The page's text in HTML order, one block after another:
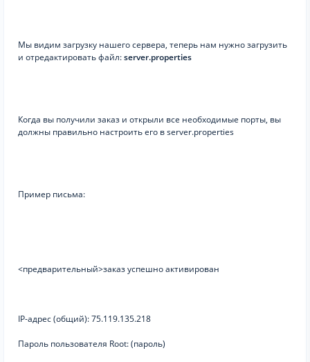
Мы видим загрузку нашего сервера, теперь нам нужно загрузить
и отредактировать файл:server.properties
Когда вы получили заказ и открыли все необходимые порты, вы
должны правильно настроить его в server.properties
Пример письма:
<предварительный>заказ успешно активирован
IP-адрес (общий): 75.119.135.218
Пароль пользователя Root: (пароль)